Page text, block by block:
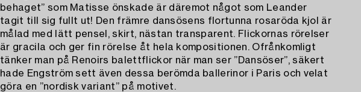
behaget” som Matisse önskade är däremot något som Leander
tagit till sig fullt ut! Den främre dansösens flortunna rosaröda kjol är
målad med lätt pensel, skirt, nästan transparent. Flickornas rörelser
är gracila och ger fin rörelse åt hela kompositionen. Ofrånkomligt
tänker man på Renoirs balettflickor när man ser ”Dansöser”, säkert
hade Engström sett även dessa berömda ballerinor i Paris och velat
göra en ”nordisk variant” på motivet.